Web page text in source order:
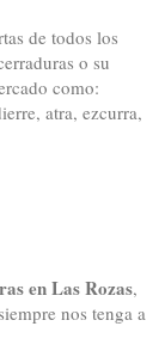
de todos los
o su
como:
atra, ezcurra,
en Las Rozas,
nos tenga a